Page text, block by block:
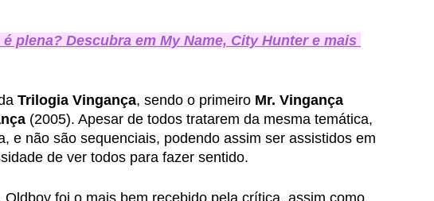
plena? Descubra em My Name, City Hunter e mais
Trilogia Vingança, sendo o primeiro Mr. Vingança
(2005). Apesar de todos tratarem da mesma temática,
e não são sequenciais, podendo assim ser assistidos em
de ver todos para fazer sentido.